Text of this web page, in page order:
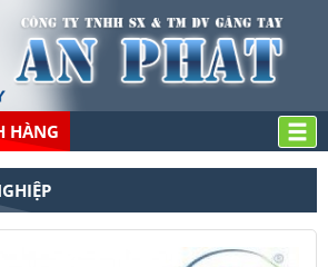
HÀNG